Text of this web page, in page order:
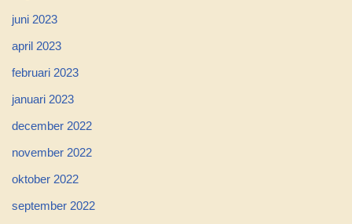
juni 2023
april 2023
februari 2023
januari 2023
december 2022
november 2022
oktober 2022
september 2022